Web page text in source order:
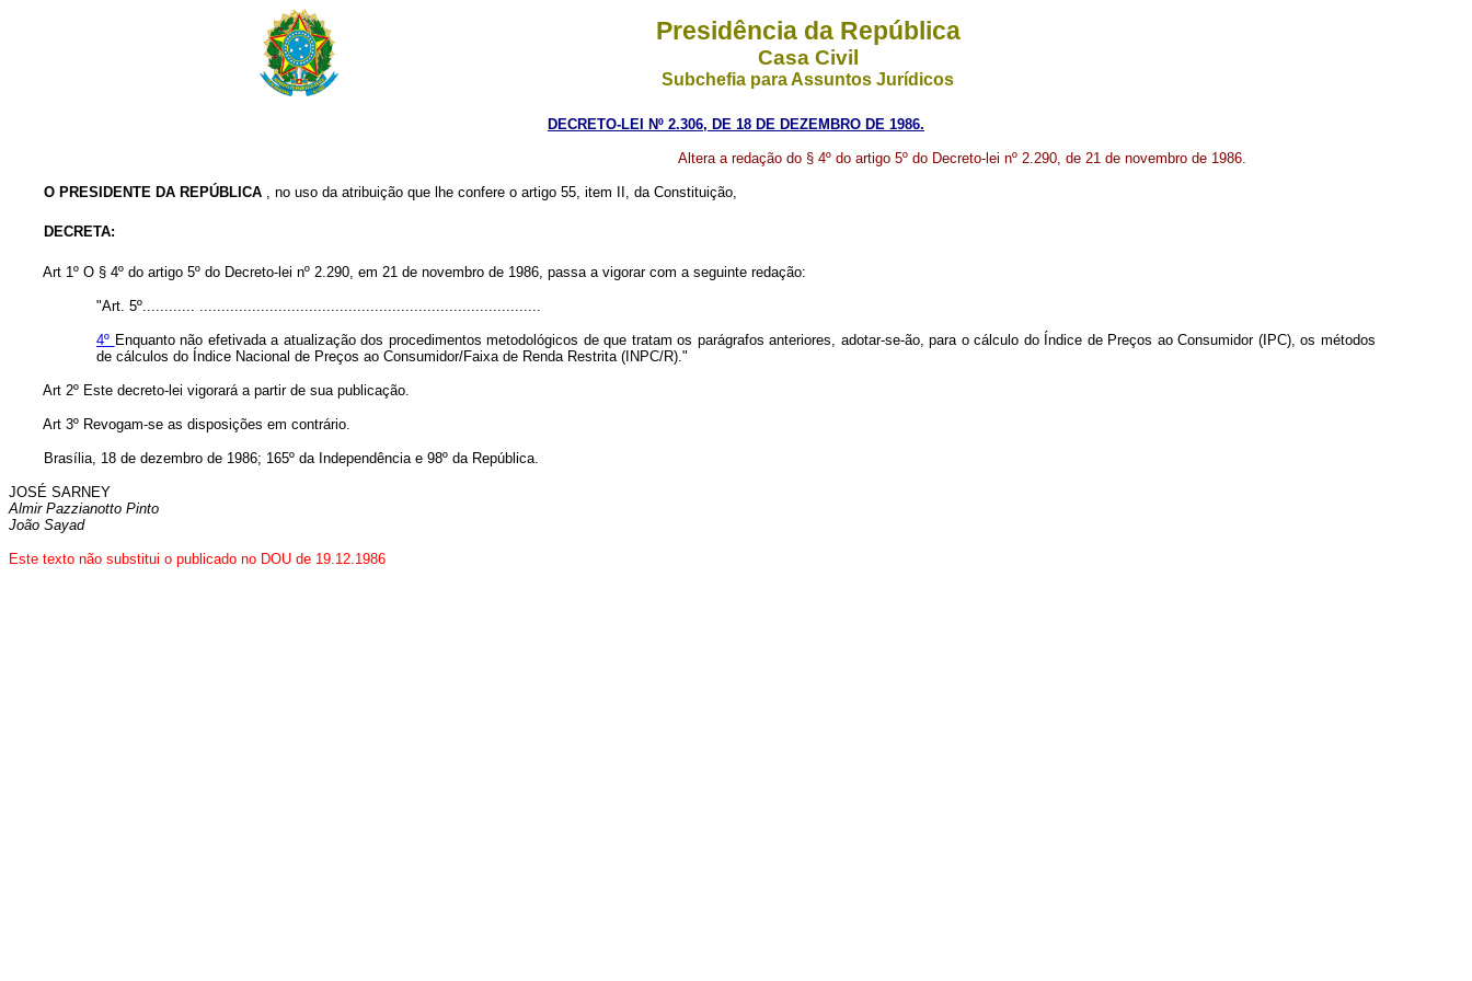
Presidência da República
Casa Civil
Subchefia para Assuntos Jurídicos
DECRETO-LEI Nº 2.306, DE 18 DE DEZEMBRO DE 1986.
Altera a redação do § 4º do artigo 5º do Decreto-lei nº 2.290, de 21 de novembro de 1986.
O PRESIDENTE DA REPÚBLICA , no uso da atribuição que lhe confere o artigo 55, item II, da Constituição,
DECRETA:
Art 1º O § 4º do artigo 5º do Decreto-lei nº 2.290, em 21 de novembro de 1986, passa a vigorar com a seguinte redação:
"Art. 5º............ ..............................................................................
4º Enquanto não efetivada a atualização dos procedimentos metodológicos de que tratam os parágrafos anteriores, adotar-se-ão, para o cálculo do Índice de Preços ao Consumidor (IPC), os métodos
de cálculos do Índice Nacional de Preços ao Consumidor/Faixa de Renda Restrita (INPC/R)."
Art 2º Este decreto-lei vigorará a partir de sua publicação.
Art 3º Revogam-se as disposições em contrário.
Brasília, 18 de dezembro de 1986; 165º da Independência e 98º da República.
JOSÉ SARNEY
Almir Pazzianotto Pinto
João Sayad
Este texto não substitui o publicado no DOU de 19.12.1986